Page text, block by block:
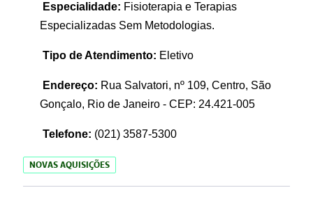
Especialidade: Fisioterapia e Terapias
Especializadas Sem Metodologias.
Tipo de Atendimento: Eletivo
Endereço: Rua Salvatori, nº 109, Centro, São
Gonçalo, Rio de Janeiro - CEP: 24.421-005
Telefone: (021) 3587-5300
NOVAS AQUISIÇÕES